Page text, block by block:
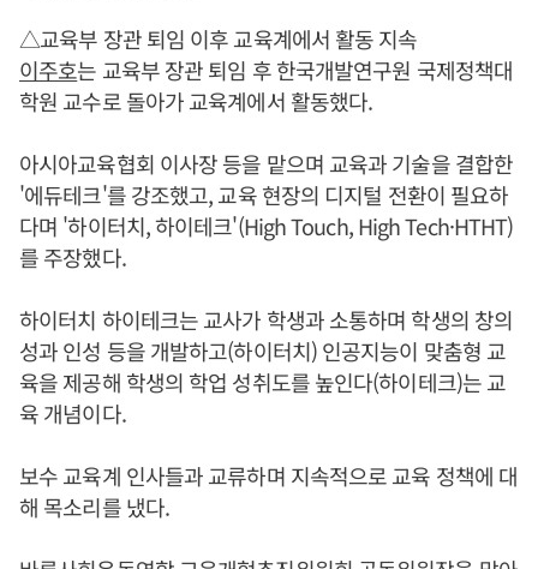
△교육부 장관 퇴임 이후 교육계에서 활동 지속
이주호는 교육부 장관 퇴임 후 한국개발연구원 국제정책대
학원 교수로 돌아가 교육계에서 활동했다.
아시아교육협회 이사장 등을 맡으며 교육과 기술을 결합한
'에듀테크'를 강조했고, 교육 현장의 디지털 전환이 필요하
다며 '하이터치, 하이테크'(High Touch, High Tech·HTHT)
를 주장했다.
하이터치 하이테크는 교사가 학생과 소통하며 학생의 창의
성과 인성 등을 개발하고(하이터치) 인공지능이 맞춤형 교
육을 제공해 학생의 학업 성취도를 높인다(하이테크)는 교
육 개념이다.
보수 교육계 인사들과 교류하며 지속적으로 교육 정책에 대
해 목소리를 냈다.